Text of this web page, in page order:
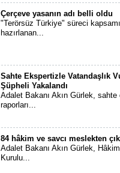
Çerçeve yasanın adı belli oldu
"Terörsüz Türkiye" süreci
hazırlanan...
Sahte Ekspertizle Vatandaşlık
Şüpheli Yakalandı
Adalet Bakanı Akın Gürlek, sahte
raporları...
84 hâkim ve savcı meslekten
Adalet Bakanı Akın Gürlek,
Kurulu...